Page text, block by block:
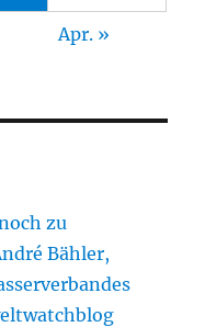
Apr. »
zu
Bähler,